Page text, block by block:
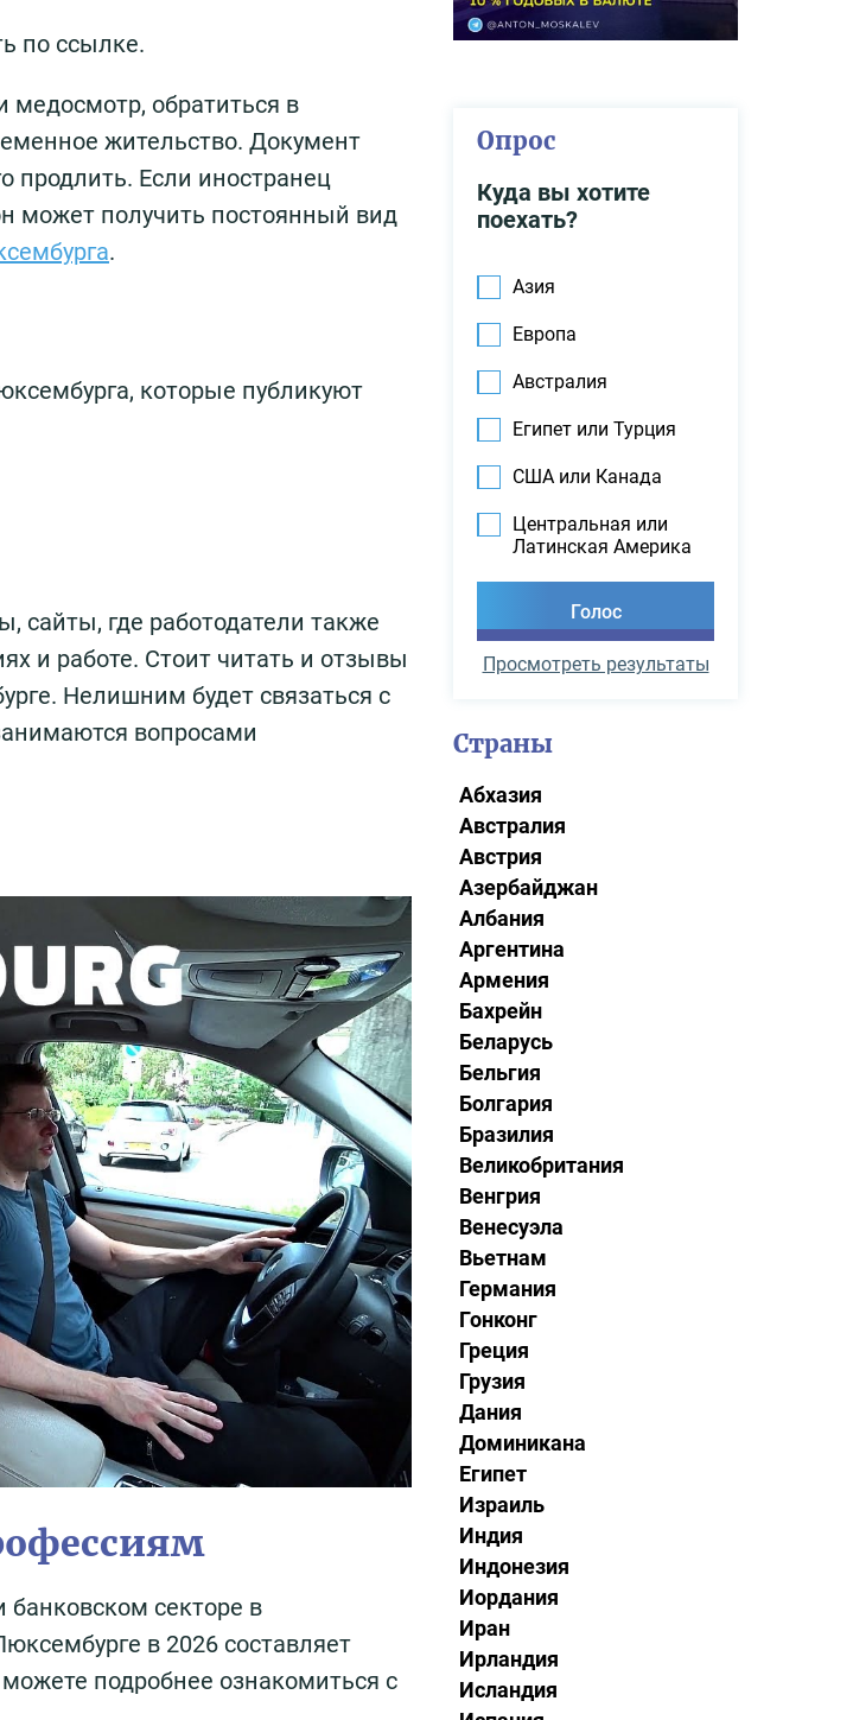
по ссылке.
медосмотр, обратиться в
жительство. Документ
продлить. Если иностранец
может получить постоянный вид
.
которые публикуют
сайты, где работодатели также
и работе. Стоит читать и отзывы
Нелишним будет связаться с
вопросами
секторе в
в 2026 составляет
подробнее ознакомиться с
Опрос
Куда вы хотите
поехать?
Азия
Европа
Австралия
Египет или Турция
США или Канада
Центральная или
Латинская Америка
Просмотреть результаты
Страны
Абхазия
Австралия
Австрия
Азербайджан
Албания
Аргентина
Армения
Бахрейн
Беларусь
Бельгия
Болгария
Бразилия
Великобритания
Венгрия
Венесуэла
Вьетнам
Германия
Гонконг
Греция
Грузия
Дания
Доминикана
Египет
Израиль
Индия
Индонезия
Иордания
Иран
Ирландия
Исландия